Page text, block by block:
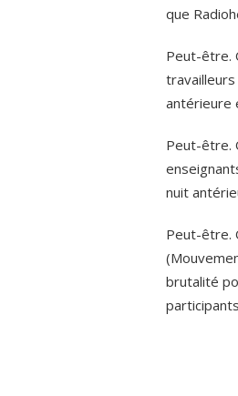
que
Peut-être.
antérieure
Peut-être.
nuit
Peut-être.
brutalité